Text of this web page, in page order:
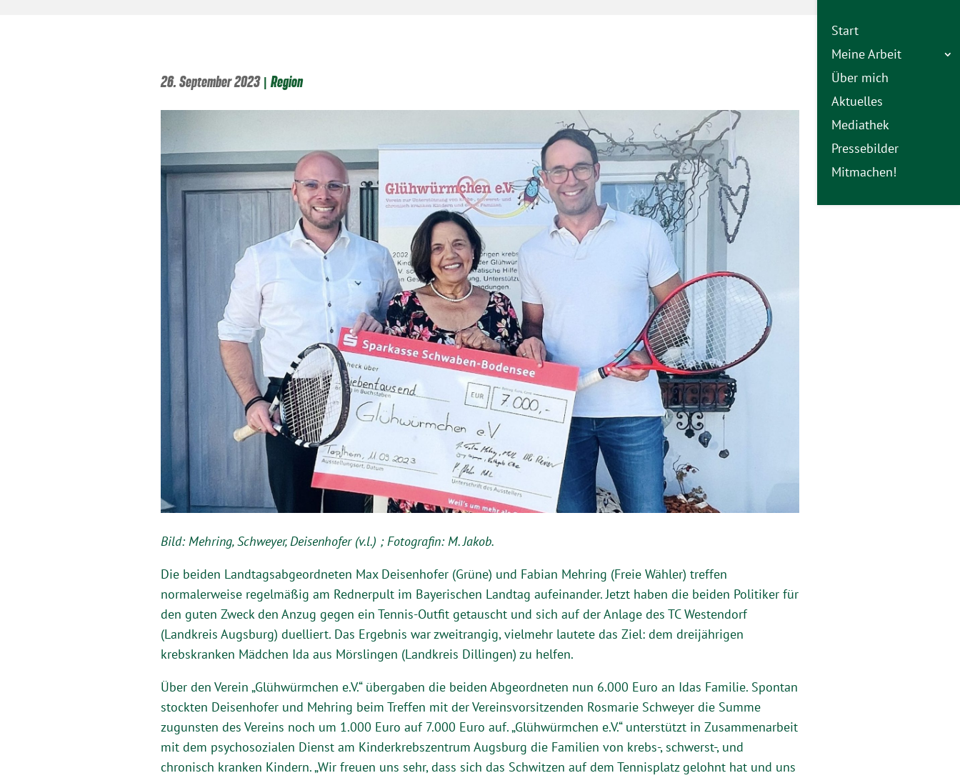
Start
Meine Arbeit
Über mich
Aktuelles
Mediathek
Pressebilder
Mitmachen!
26. September 2023|Region
Bild: Mehring, Schweyer, Deisenhofer (v.l.) ; Fotografin: M. Jakob.
Die beiden Landtagsabgeordneten Max Deisenhofer (Grüne) und Fabian Mehring (Freie Wähler) treffen
normalerweise regelmäßig am Rednerpult im Bayerischen Landtag aufeinander. Jetzt haben die beiden Politiker für
den guten Zweck den Anzug gegen ein Tennis-Outfit getauscht und sich auf der Anlage des TC Westendorf
(Landkreis Augsburg) duelliert. Das Ergebnis war zweitrangig, vielmehr lautete das Ziel: dem dreijährigen
krebskranken Mädchen Ida aus Mörslingen (Landkreis Dillingen) zu helfen.
Über den Verein „Glühwürmchen e.V.“ übergaben die beiden Abgeordneten nun 6.000 Euro an Idas Familie. Spontan
stockten Deisenhofer und Mehring beim Treffen mit der Vereinsvorsitzenden Rosmarie Schweyer die Summe
zugunsten des Vereins noch um 1.000 Euro auf 7.000 Euro auf. „Glühwürmchen e.V.“ unterstützt in Zusammenarbeit
mit dem psychosozialen Dienst am Kinderkrebszentrum Augsburg die Familien von krebs-, schwerst-, und
chronisch kranken Kindern. „Wir freuen uns sehr, dass sich das Schwitzen auf dem Tennisplatz gelohnt hat und uns